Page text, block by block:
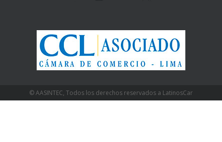
© AASINTEC, Todos los derechos reservados a LatinosCar